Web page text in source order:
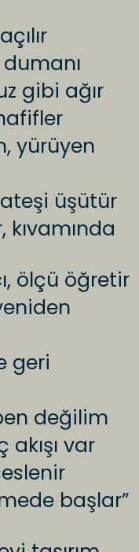
gibi ağır
yürüyen
üşütür
ölçü öğretir
geri
değilim
akışı var
başlar”